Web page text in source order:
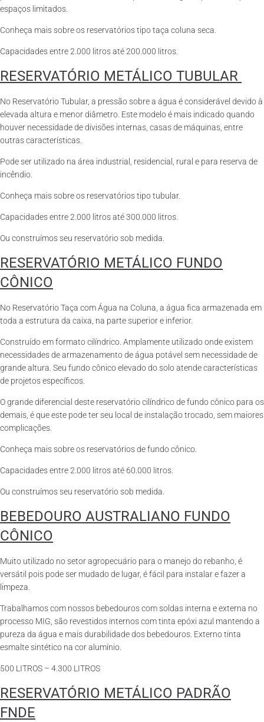
espaços limitados.
Conheça mais sobre os reservatórios tipo taça coluna seca.
Capacidades entre 2.000 litros até 200.000 litros.
RESERVATÓRIO METÁLICO TUBULAR
No Reservatório Tubular, a pressão sobre a água é considerável devido à
elevada altura e menor diâmetro. Este modelo é mais indicado quando
houver necessidade de divisões internas, casas de máquinas, entre
outras características.
Pode ser utilizado na área industrial, residencial, rural e para reserva de
incêndio.
Conheça mais sobre os reservatórios tipo tubular.
Capacidades entre 2.000 litros até 300.000 litros.
Ou construímos seu reservatório sob medida.
RESERVATÓRIO METÁLICO FUNDO
CÔNICO
No Reservatório Taça com Água na Coluna, a água fica armazenada em
toda a estrutura da caixa, na parte superior e inferior.
Construído em formato cilíndrico. Amplamente utilizado onde existem
necessidades de armazenamento de água potável sem necessidade de
grande altura. Seu fundo cônico elevado do solo atende características
de projetos específicos.
O grande diferencial deste reservatório cilíndrico de fundo cônico para os
demais, é que este pode ter seu local de instalação trocado, sem maiores
complicações.
Conheça mais sobre os reservatórios de fundo cônico.
Capacidades entre 2.000 litros até 60.000 litros.
Ou construímos seu reservatório sob medida.
BEBEDOURO AUSTRALIANO FUNDO
CÔNICO
Muito utilizado no setor agropecuário para o manejo do rebanho, é
versátil pois pode ser mudado de lugar, é fácil para instalar e fazer a
limpeza.
Trabalhamos com nossos bebedouros com soldas interna e externa no
processo MIG, são revestidos internos com tinta epóxi azul mantendo a
pureza da água e mais durabilidade dos bebedouros. Externo tinta
esmalte sintético na cor alumínio.
500 LITROS – 4.300 LITROS
RESERVATÓRIO METÁLICO PADRÃO
FNDE